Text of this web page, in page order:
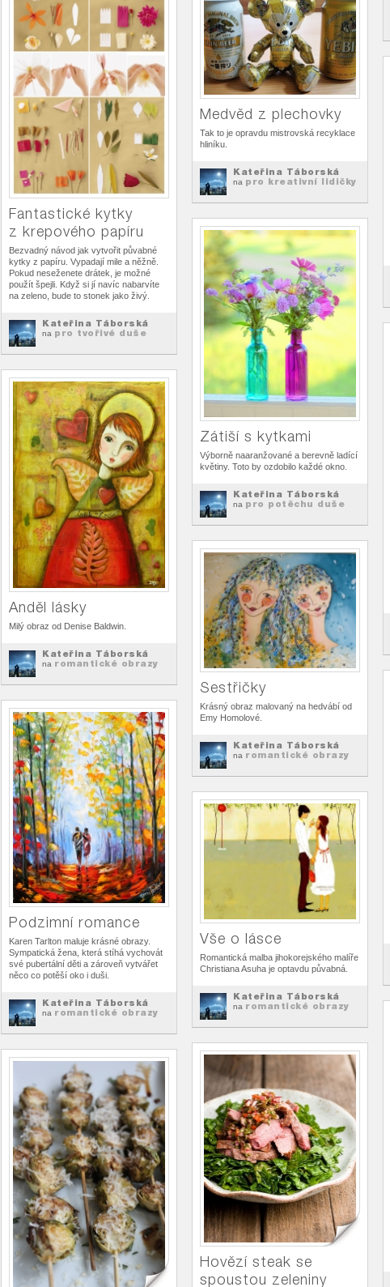
Fantastické kytky
z krepového papíru
Bezvadný návod jak vytvořit půvabné
kytky z papíru. Vypadají mile a něžně.
Pokud neseženete drátek, je možné
použít špejli. Když si jí navíc nabarvíte
na zeleno, bude to stonek jako živý.
Kateřina Táborská
na pro tvořivé duše
Medvěd z plechovky
Tak to je opravdu mistrovská recyklace
hliníku.
Kateřina Táborská
na pro kreativní lidičky
Zátiší s kytkami
Výborně naaranžované a berevně ladící
květiny. Toto by ozdobilo každé okno.
Kateřina Táborská
na pro potěchu duše
Anděl lásky
Milý obraz od Denise Baldwin.
Kateřina Táborská
na romantické obrazy
Sestřičky
Krásný obraz malovaný na hedvábí od
Emy Homolové.
Kateřina Táborská
na romantické obrazy
Podzimní romance
Karen Tarlton maluje krásné obrazy.
Sympatická žena, která stíhá vychovát
své pubertální děti a zároveň vytvářet
něco co potěší oko i duši.
Kateřina Táborská
na romantické obrazy
Vše o lásce
Romantická malba jihokorejského malíře
Christiana Asuha je optavdu půvabná.
Kateřina Táborská
na romantické obrazy
Hovězí steak se
spoustou zeleniny